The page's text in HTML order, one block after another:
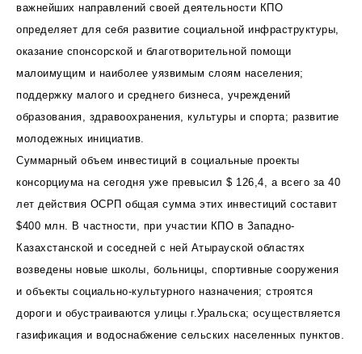
важнейших направлений своей деятельности КПО
определяет для себя развитие социальной инфраструктуры,
оказание спонсорской и благотворительной помощи
малоимущим и наиболее уязвимым слоям населения;
поддержку малого и среднего бизнеса, учреждений
образования, здравоохранения, культуры и спорта; развитие
молодежных инициатив.
Суммарный объем инвестиций в социальные проекты
консорциума на сегодня уже превысил $ 126,4, а всего за 40
лет действия ОСРП общая сумма этих инвестиций составит
$400 млн. В частности, при участии КПО в Западно-
Казахстанской и соседней с ней Атырауской областях
возведены новые школы, больницы, спортивные сооружения
и объекты социально-культурного назначения; строятся
дороги и обустраиваются улицы г.Уральска; осуществляется
газификация и водоснабжение сельских населенных пунктов.